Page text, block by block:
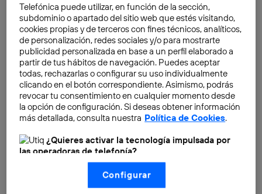
¿Qué es IRIS y cuál es su relevancia
para la conectividad segura?
Elproyecto IRIS, es gestionado por laAgencia
Espacial Europea (ESA). Tiene como meta desplegar
redes de satélites avanzados que brinden
conectividad segura y de alta calidad.
Telefónica puede utilizar, en función de la sección,
subdominio o apartado del sitio web que estés visitando,
cookies propias y de terceros con fines técnicos, analíticos,
de personalización, redes sociales y/o para mostrarte
publicidad personalizada en base a un perfil elaborado a
partir de tus hábitos de navegación. Puedes aceptar
todas, rechazarlas o configurar su uso individualmente
clicando en el botón correspondiente. Asimismo, podrás
revocar tu consentimiento en cualquier momento desde
la opción de configuración. Si deseas obtener información
más detallada, consulta nuestra Política de Cookies.
¿Quieres activar la tecnología impulsada por
las operadoras de telefonía?
Nosotros, Telefónica S.A., utilizamos la tecnología Utiq para
realizar nuestras acciones de marketing digital o análisis
(como se describe en este aviso de consentimiento)
Configurar